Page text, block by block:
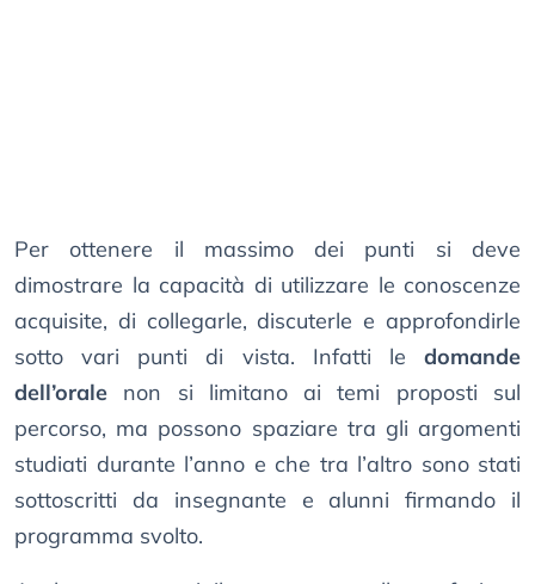
Per ottenere il massimo dei punti si deve
dimostrare la capacità di utilizzare le conoscenze
acquisite, di collegarle, discuterle e approfondirle
sotto vari punti di vista. Infatti le domande
dell’orale non si limitano ai temi proposti sul
percorso, ma possono spaziare tra gli argomenti
studiati durante l’anno e che tra l’altro sono stati
sottoscritti da insegnante e alunni firmando il
programma svolto.